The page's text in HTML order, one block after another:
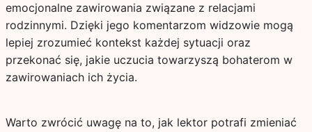
emocjonalne zawirowania związane z relacjami
rodzinnymi. Dzięki jego komentarzom widzowie mogą
lepiej zrozumieć kontekst każdej sytuacji oraz
przekonać się, jakie uczucia towarzyszą bohaterom w
zawirowaniach ich życia.
Warto zwrócić uwagę na to, jak lektor potrafi zmieniać